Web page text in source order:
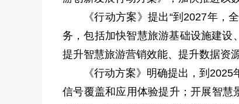
《行动方案》提出“到2027年，
务，包括加快智慧旅游基础设施建设
提升智慧旅游营销效能、提升数据资
《行动方案》明确提出，到
信号覆盖和应用体验提升；开展智